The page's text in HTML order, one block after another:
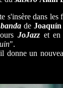
s'insère dans
bandade Joaquín
JoJazzet en
".
donne un